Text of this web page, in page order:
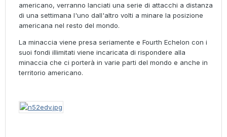
americano, verranno lanciati una serie di attacchi a distanza
di una settimana l'uno dall'altro volti a minare la posizione
americana nel resto del mondo.
La minaccia viene presa seriamente e Fourth Echelon con i
suoi fondi illimitati viene incaricata di rispondere alla
minaccia che ci porterà in varie parti del mondo e anche in
territorio americano.